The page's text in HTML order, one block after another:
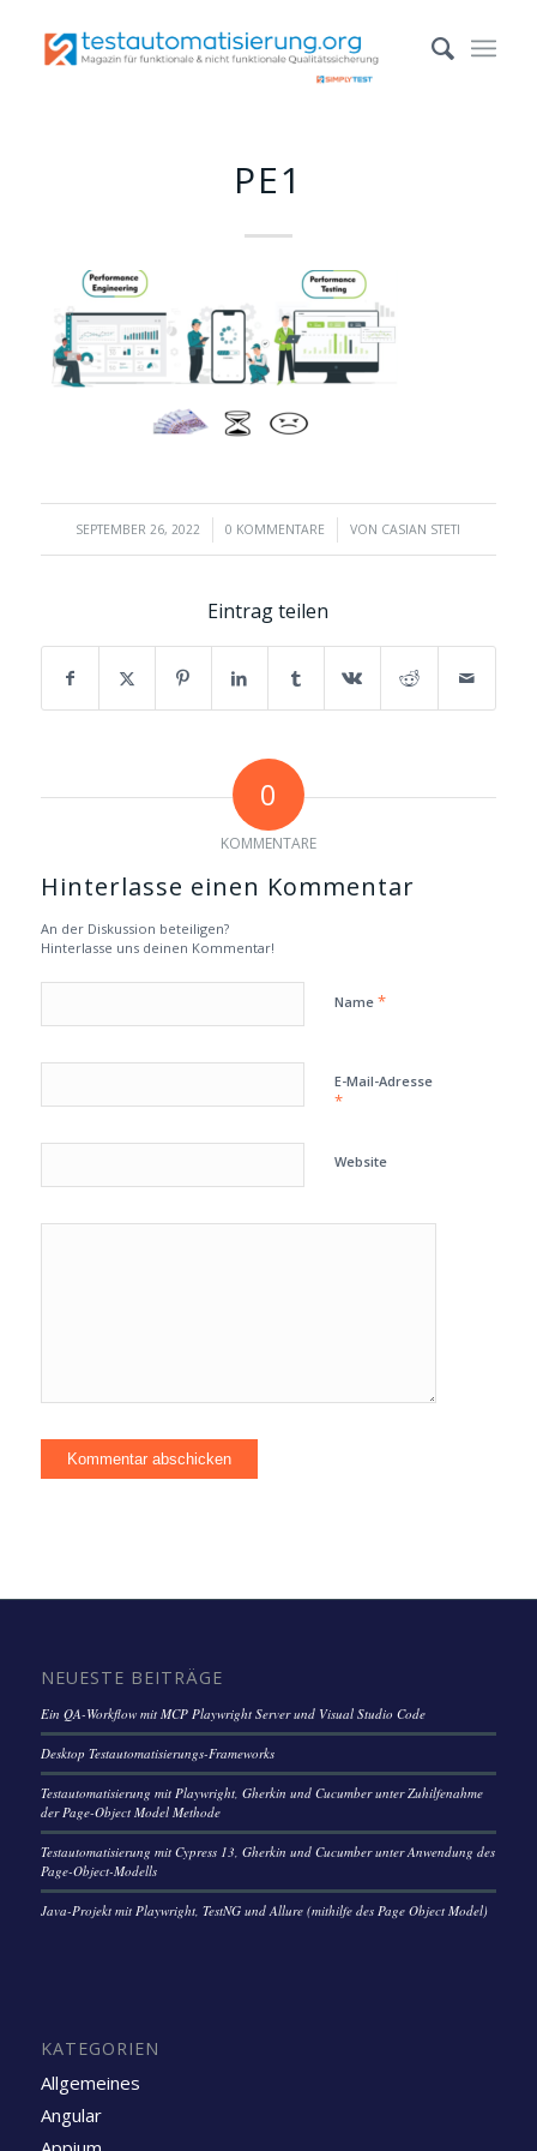
PE1
SEPTEMBER 26, 2022
/ 0 KOMMENTARE
/ VON CASIAN STETI
Eintrag teilen
0
KOMMENTARE
Hinterlasse einen Kommentar
An der Diskussion beteiligen?
Hinterlasse uns deinen Kommentar!
Name *
E-Mail-Adresse
*
Website
NEUESTE BEITRÄGE
Ein QA-Workflow mit MCP Playwright Server und Visual Studio Code
Desktop Testautomatisierungs-Frameworks
Testautomatisierung mit Playwright, Gherkin und Cucumber unter Zuhilfenahme
der Page-Object Model Methode
Testautomatisierung mit Cypress 13, Gherkin und Cucumber unter Anwendung des
Page-Object-Modells
Java-Projekt mit Playwright, TestNG und Allure (mithilfe des Page Object Model)
KATEGORIEN
Allgemeines
Angular